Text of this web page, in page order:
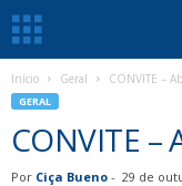
Início Geral CONVITE –
GERAL
CONVITE
Por Ciça Bueno - 29 de